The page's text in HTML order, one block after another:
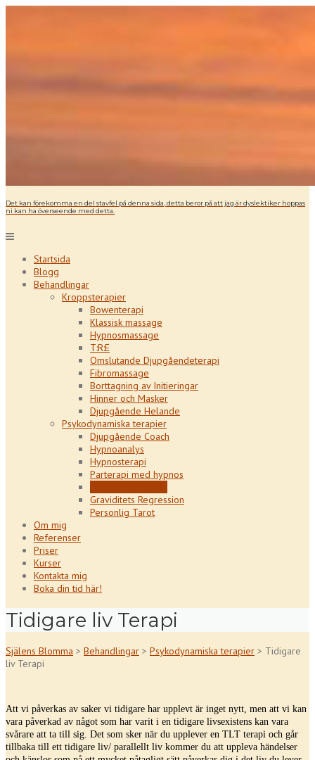
Det kan förekomma en del stavfel på denna sida, detta beror på att jag är dyslektiker hoppas
ni kan ha överseende med detta.
Startsida
Blogg
Behandlingar
Kroppsterapier
Bowenterapi
Klassisk massage
Hypnosmassage
T:R:E
Omslutande Djupgåendeterapi
Fibromassage
Borttagning av Initieringar
Hinner och Masker
Djupgående Helande
Psykodynamiska terapier
Djupgående Coach
Hypnoanalys
Hypnosterapi
Parterapi med hypnos
Graviditets Regression
Personlig Tarot
Om mig
Referenser
Priser
Kurser
Kontakta mig
Boka din tid här!
Tidigare liv Terapi
Själens Blomma > Behandlingar > Psykodynamiska terapier > Tidigare
liv Terapi
Att vi påverkas av saker vi tidigare har upplevt är inget nytt, men att vi kan
vara påverkad av något som har varit i en tidigare livsexistens kan vara
svårare att ta till sig. Det som sker när du upplever en TLT terapi och går
tillbaka till ett tidigare liv/ parallellt liv kommer du att uppleva händelser